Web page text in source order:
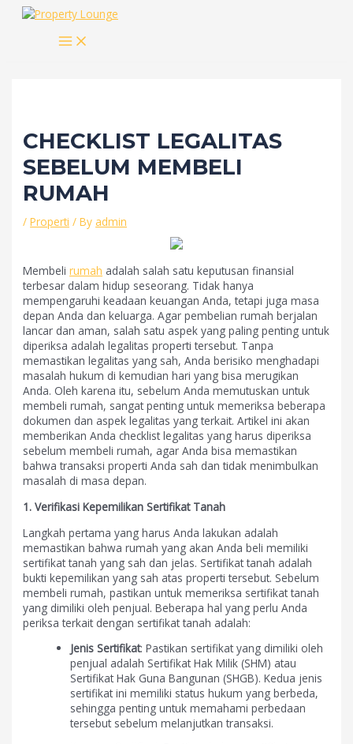
Skip
MAIN
MENU
CHECKLIST LEGALITAS
SEBELUM MEMBELI
RUMAH
/Properti / By admin
Membelirumah adalah salah satu keputusan finansial
terbesar dalam hidup seseorang. Tidak hanya
mempengaruhi keadaan keuangan Anda, tetapi juga masa
depan Anda dan keluarga. Agar pembelian rumah berjalan
lancar dan aman, salah satu aspek yang paling penting untuk
diperiksa adalah legalitas properti tersebut. Tanpa
memastikan legalitas yang sah, Anda berisiko menghadapi
masalah hukum di kemudian hari yang bisa merugikan
Anda. Oleh karena itu, sebelum Anda memutuskan untuk
membeli rumah, sangat penting untuk memeriksa beberapa
dokumen dan aspek legalitas yang terkait. Artikel ini akan
memberikan Anda checklist legalitas yang harus diperiksa
sebelum membeli rumah, agar Anda bisa memastikan
bahwa transaksi properti Anda sah dan tidak menimbulkan
masalah di masa depan.
1. Verifikasi Kepemilikan Sertifikat Tanah
Langkah pertama yang harus Anda lakukan adalah
memastikan bahwa rumah yang akan Anda beli memiliki
sertifikat tanah yang sah dan jelas. Sertifikat tanah adalah
bukti kepemilikan yang sah atas properti tersebut. Sebelum
membeli rumah, pastikan untuk memeriksa sertifikat tanah
yang dimiliki oleh penjual. Beberapa hal yang perlu Anda
periksa terkait dengan sertifikat tanah adalah:
Jenis Sertifikat: Pastikan sertifikat yang dimiliki oleh
penjual adalah Sertifikat Hak Milik (SHM) atau
Sertifikat Hak Guna Bangunan (SHGB). Kedua jenis
sertifikat ini memiliki status hukum yang berbeda,
sehingga penting untuk memahami perbedaan
tersebut sebelum melanjutkan transaksi.